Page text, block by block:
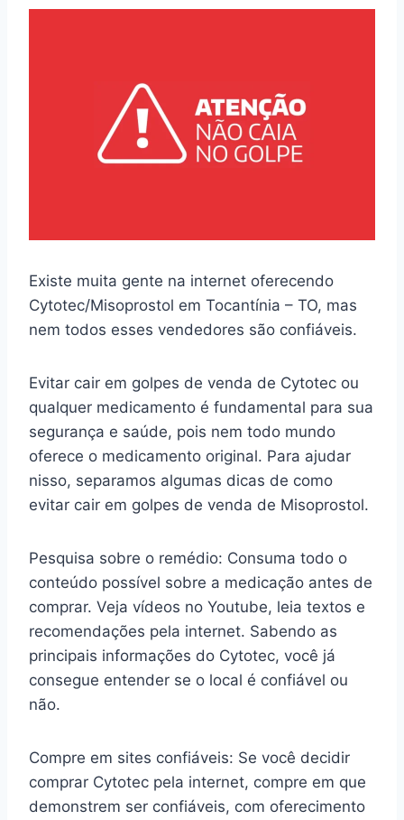
Existe muita gente na internet oferecendo
Cytotec/Misoprostol em Tocantínia – TO, mas
nem todos esses vendedores são confiáveis.
Evitar cair em golpes de venda de Cytotec ou
qualquer medicamento é fundamental para sua
segurança e saúde, pois nem todo mundo
oferece o medicamento original. Para ajudar
nisso, separamos algumas dicas de como
evitar cair em golpes de venda de Misoprostol.
Pesquisa sobre o remédio: Consuma todo o
conteúdo possível sobre a medicação antes de
comprar. Veja vídeos no Youtube, leia textos e
recomendações pela internet. Sabendo as
principais informações do Cytotec, você já
consegue entender se o local é confiável ou
não.
Compre em sites confiáveis: Se você decidir
comprar Cytotec pela internet, compre em que
demonstrem ser confiáveis, com oferecimento